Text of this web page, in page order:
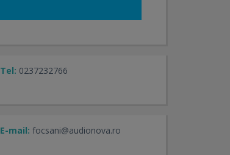
Tel: 0237232766
E-mail: focsani@audionova.ro